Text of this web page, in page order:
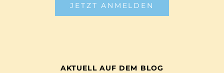
JETZT ANMELDEN
AKTUELL AUF DEM BLOG